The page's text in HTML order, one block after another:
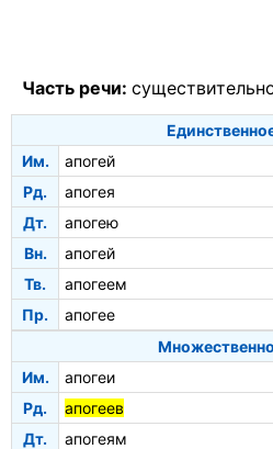
Часть речи:
Им.
апогей
Рд.
апогея
Дт.
апогею
Вн.
апогей
Тв.
апогеем
Пр.
апогее
Им.
апогеи
Рд.
апогеев
Дт.
апогеям